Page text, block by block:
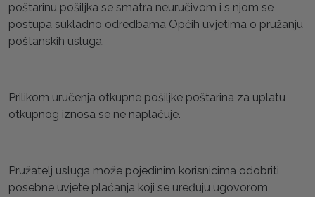
poštarinu pošiljka se smatra neuručivom i s njom se
postupa sukladno odredbama Općih uvjetima o pružanju
poštanskih usluga.
Prilikom uručenja otkupne pošiljke poštarina za uplatu
otkupnog iznosa se ne naplaćuje.
Pružatelj usluga može pojedinim korisnicima odobriti
posebne uvjete plaćanja koji se uređuju ugovorom